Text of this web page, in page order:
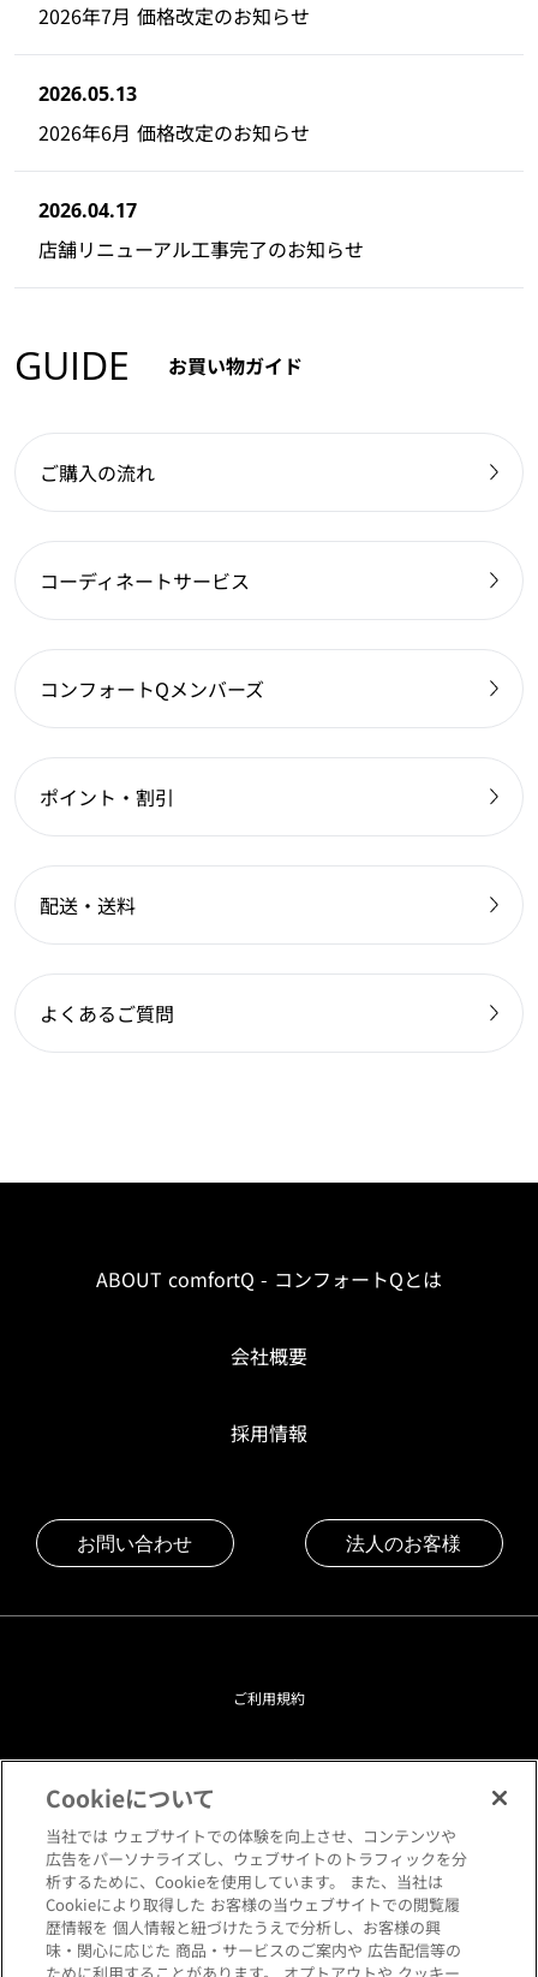
2026年7月 価格改定のお知らせ
2026.05.13
2026年6月 価格改定のお知らせ
2026.04.17
店舗リニューアル工事完了のお知らせ
GUIDE お買い物ガイド
ご購入の流れ
コーディネートサービス
コンフォートQメンバーズ
ポイント・割引
配送・送料
よくあるご質問
ABOUT comfortQ - コンフォートQとは
会社概要
採用情報
お問い合わせ 法人のお客様
ご利用規約
プライバシーポリシー
クッキーポリシー
閲覧環境について
サイトマップ
Cookieについて
当社では ウェブサイトでの体験を向上させ、コンテンツや
広告をパーソナライズし、ウェブサイトのトラフィックを分
析するために、Cookieを使用しています。 また、当社は
Cookieにより取得した お客様の当ウェブサイトでの閲覧履
歴情報を 個人情報と紐づけたうえで分析し、お客様の興
味・関心に応じた 商品・サービスのご案内や 広告配信等の